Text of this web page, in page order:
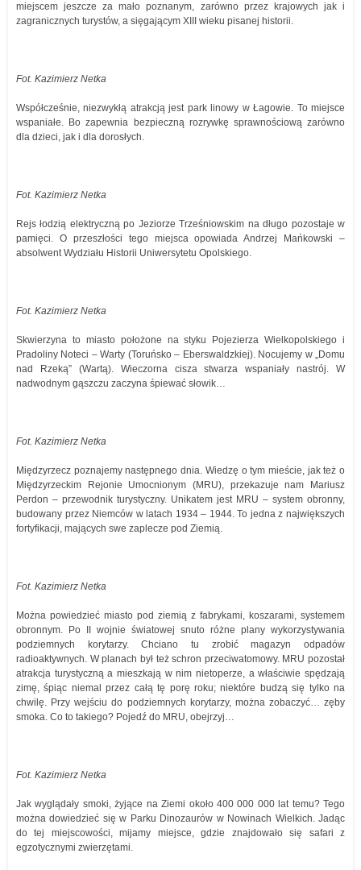
miejscem jeszcze za mało poznanym, zarówno przez krajowych jak i
zagranicznych turystów, a sięgającym XIII wieku pisanej historii.
Fot. Kazimierz Netka
Współcześnie, niezwykłą atrakcją jest park linowy w Łagowie. To miejsce
wspaniałe. Bo zapewnia bezpieczną rozrywkę sprawnościową zarówno
dla dzieci, jak i dla dorosłych.
Fot. Kazimierz Netka
Rejs łodzią elektryczną po Jeziorze Trześniowskim na długo pozostaje w
pamięci. O przeszłości tego miejsca opowiada Andrzej Mańkowski –
absolwent Wydziału Historii Uniwersytetu Opolskiego.
Fot. Kazimierz Netka
Skwierzyna to miasto położone na styku Pojezierza Wielkopolskiego i
Pradoliny Noteci – Warty (Toruńsko – Eberswaldzkiej). Nocujemy w „Domu
nad Rzeką” (Wartą). Wieczorna cisza stwarza wspaniały nastrój. W
nadwodnym gąszczu zaczyna śpiewać słowik…
Fot. Kazimierz Netka
Międzyrzecz poznajemy następnego dnia. Wiedzę o tym mieście, jak też o
Międzyrzeckim Rejonie Umocnionym (MRU), przekazuje nam Mariusz
Perdon – przewodnik turystyczny. Unikatem jest MRU – system obronny,
budowany przez Niemców w latach 1934 – 1944. To jedna z największych
fortyfikacji, mających swe zaplecze pod Ziemią.
Fot. Kazimierz Netka
Można powiedzieć miasto pod ziemią z fabrykami, koszarami, systemem
obronnym. Po II wojnie światowej snuto różne plany wykorzystywania
podziemnych korytarzy. Chciano tu zrobić magazyn odpadów
radioaktywnych. W planach był też schron przeciwatomowy. MRU pozostał
atrakcja turystyczną a mieszkają w nim nietoperze, a właściwie spędzają
zimę, śpiąc niemal przez całą tę porę roku; niektóre budzą się tylko na
chwilę. Przy wejściu do podziemnych korytarzy, można zobaczyć… zęby
smoka. Co to takiego? Pojedź do MRU, obejrzyj…
Fot. Kazimierz Netka
Jak wyglądały smoki, żyjące na Ziemi około 400 000 000 lat temu? Tego
można dowiedzieć się w Parku Dinozaurów w Nowinach Wielkich. Jadąc
do tej miejscowości, mijamy miejsce, gdzie znajdowało się safari z
egzotycznymi zwierzętami.